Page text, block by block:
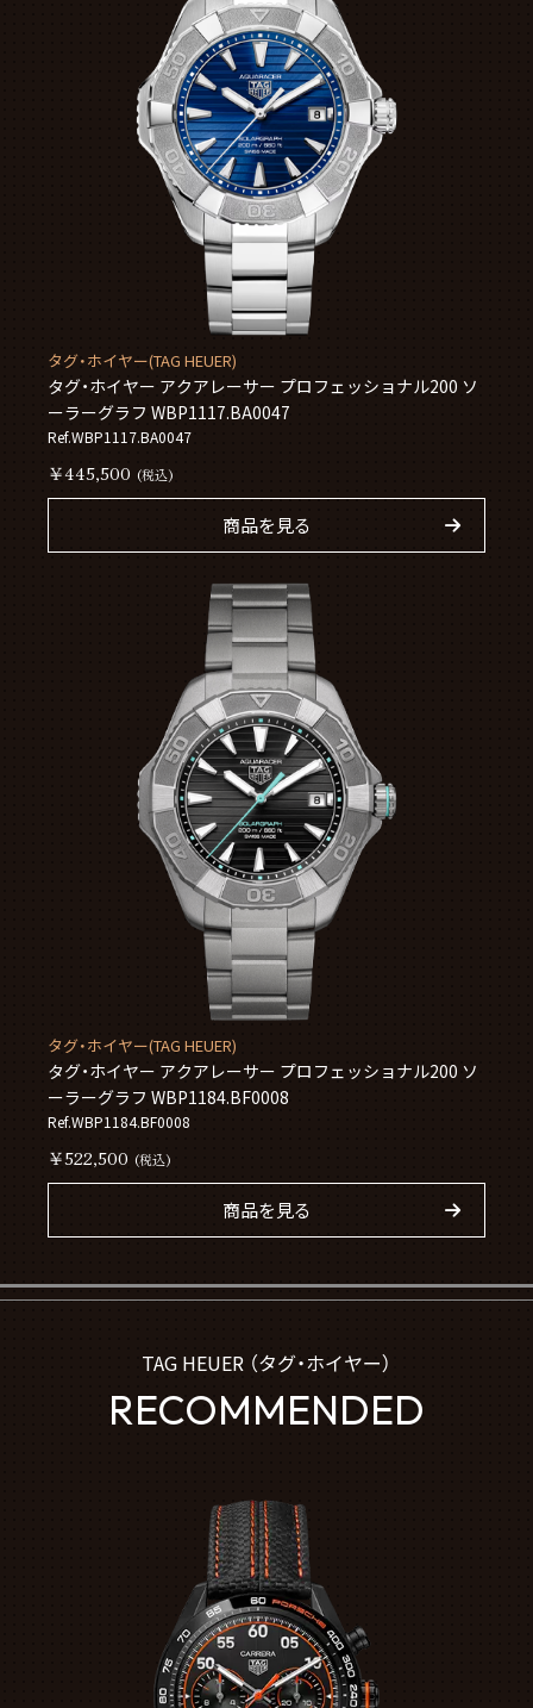
タグ・ホイヤー(TAG HEUER)
タグ・ホイヤー アクアレーサー プロフェッショナル200 ソ
ーラーグラフ WBP1117.BA0047
Ref.WBP1117.BA0047
￥445,500 (税込)
商品を見る
タグ・ホイヤー(TAG HEUER)
タグ・ホイヤー アクアレーサー プロフェッショナル200 ソ
ーラーグラフ WBP1184.BF0008
Ref.WBP1184.BF0008
￥522,500 (税込)
商品を見る
TAG HEUER （タグ・ホイヤー）
RECOMMENDED